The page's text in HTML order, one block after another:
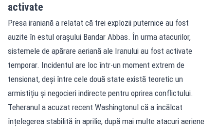
activate
Presa iraniană a relatat că trei explozii puternice au fost
auzite în estul orașului Bandar Abbas. În urma atacurilor,
sistemele de apărare aeriană ale Iranului au fost activate
temporar. Incidentul are loc într-un moment extrem de
tensionat, deși între cele două state există teoretic un
armistițiu și negocieri indirecte pentru oprirea conflictului.
Teheranul a acuzat recent Washingtonul că a încălcat
înțelegerea stabilită în aprilie, după mai multe atacuri aeriene